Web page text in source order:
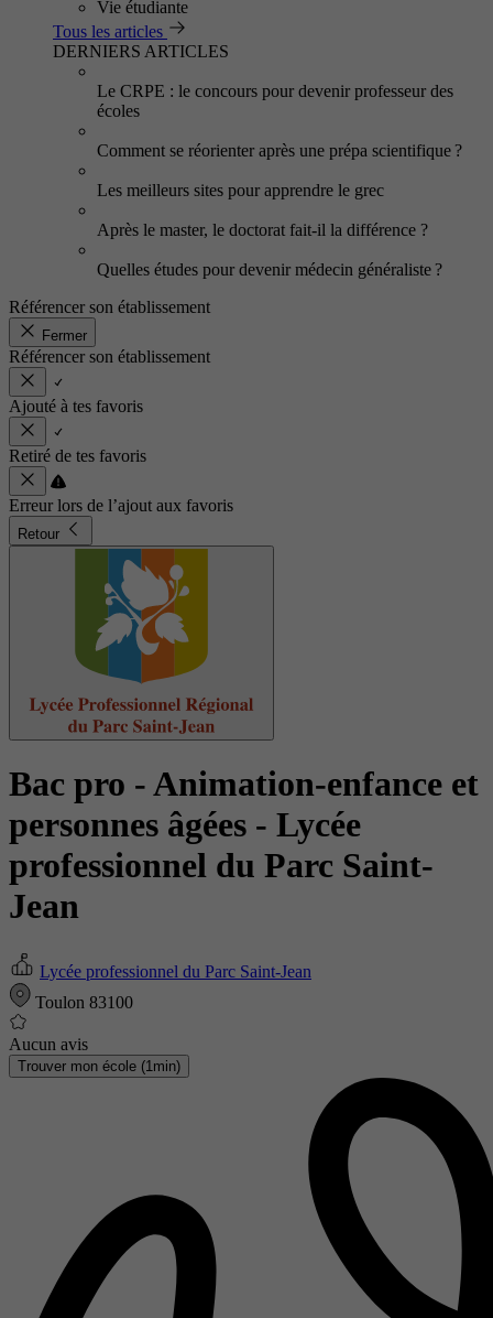
Vie étudiante
Tous les articles
DERNIERS ARTICLES
Le CRPE : le concours pour devenir professeur des
écoles
Comment se réorienter après une prépa scientifique ?
Les meilleurs sites pour apprendre le grec
Après le master, le doctorat fait-il la différence ?
Quelles études pour devenir médecin généraliste ?
Référencer son établissement
Fermer
Référencer son établissement
Ajouté à tes favoris
Retiré de tes favoris
Erreur lors de l’ajout aux favoris
Retour
Bac pro - Animation-enfance et
personnes âgées - Lycée
professionnel du Parc Saint-
Jean
Lycée professionnel du Parc Saint-Jean
Toulon 83100
Aucun avis
Trouver mon école (1min)